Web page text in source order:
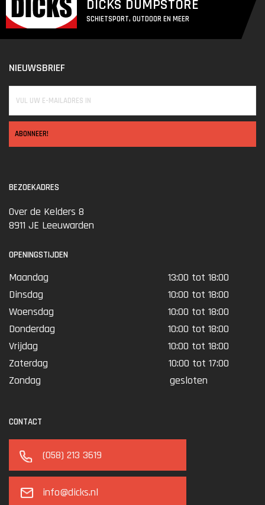
DICKS DUMPSTORE
SCHIETSPORT, OUTDOOR EN MEER
NIEUWSBRIEF
ABONNEER!
BEZOEKADRES
Over de Kelders 8
8911 JE Leeuwarden
OPENINGSTIJDEN
Maandag
13:00 tot 18:00
Dinsdag
10:00 tot 18:00
Woensdag
10:00 tot 18:00
Donderdag
10:00 tot 18:00
Vrijdag
10:00 tot 18:00
Zaterdag
10:00 tot 17:00
Zondag
gesloten
CONTACT
(058) 213 3619
info@dicks.nl